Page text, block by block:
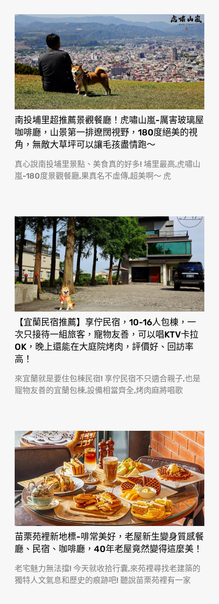
南投埔里超推薦景觀餐廳！虎嘯山嵐-厲害玻璃屋
咖啡廳，山景第一排遼闊視野，180度絕美的視
角，無敵大草坪可以讓毛孩盡情跑〜
真心說南投埔里景點、美食真的好多! 埔里最高,虎嘯山
嵐-180度景觀餐廳,果真名不虛傳,超美啊〜 虎
【宜蘭民宿推薦】享佇民宿，10-16人包棟，一
次只接待一組旅客，寵物友善，可以唱KTV卡拉
OK，晚上還能在大庭院烤肉，評價好、回訪率
高！
來宜蘭就是要住包棟民宿! 享佇民宿不只適合親子,也是
寵物友善的宜蘭包棟,設備相當齊全,烤肉麻將唱歌
苗栗苑裡新地標-啡常美好，老屋新生變身質感餐
廳、民宿、咖啡廳，40年老屋竟然變得這麼美！
老宅魅力無法擋! 今天就收拾行囊,來苑裡尋找老建築的
獨特人文氣息和歷史的痕跡吧! 聽說苗栗苑裡有一家